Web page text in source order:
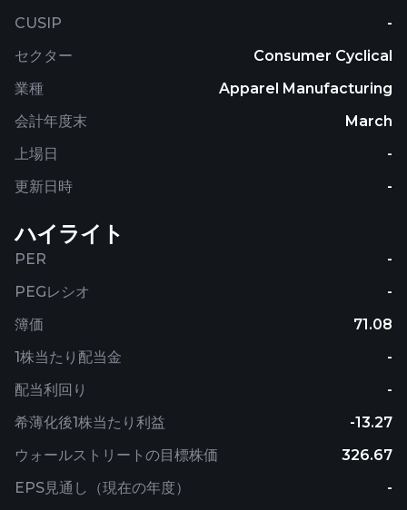
CUSIP
-
セクター
Consumer Cyclical
業種
Apparel Manufacturing
会計年度末
March
上場日
-
更新日時
-
ハイライト
PER
-
PEGレシオ
-
簿価
71.08
1株当たり配当金
-
配当利回り
-
希薄化後1株当たり利益
-13.27
ウォールストリートの目標株価
326.67
EPS見通し（現在の年度）
-